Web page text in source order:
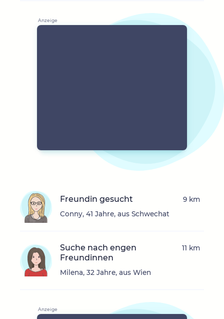
Freundin gesucht
Conny, 41 Jahre, aus Schwechat
9 km
Suche nach engen
Freundinnen
Milena, 32 Jahre, aus Wien
11 km